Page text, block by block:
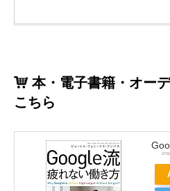
本・電子書籍・オー
こちら